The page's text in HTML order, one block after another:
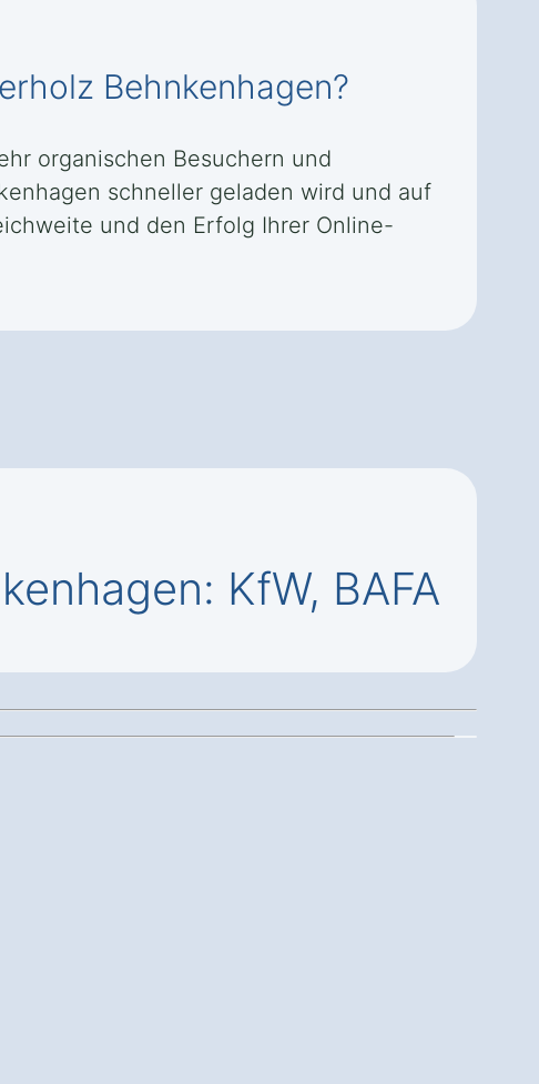
Behnkenhagen?
organischen Besuchern und
schneller geladen wird und auf
und den Erfolg Ihrer Online-
KfW, BAFA